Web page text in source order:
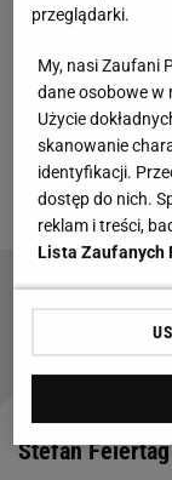
Ekstraklasy
Bramki dla
zawodnicy -
Jednak to
prawdziwego
zwycięstwa w
awansie do
Stefan
przeglądarki.
My, nasi Zaufani
dane osobowe w
Użycie
skanowanie
identyfikacji.
dostęp do nich.
reklam i treści,
Lista Zaufanych